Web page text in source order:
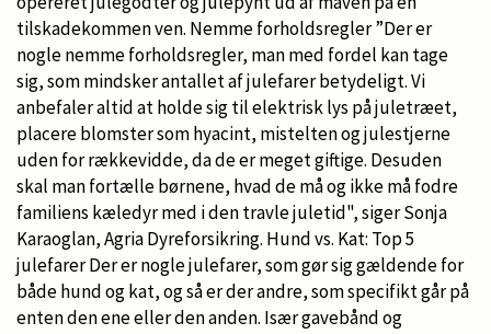
tilskadekommen ven. Nemme forholdsregler ”Der er
nogle nemme forholdsregler, man med fordel kan tage
sig, som mindsker antallet af julefarer betydeligt. Vi
anbefaler altid at holde sig til elektrisk lys på juletræet,
placere blomster som hyacint, mistelten og julestjerne
uden for rækkevidde, da de er meget giftige. Desuden
skal man fortælle børnene, hvad de må og ikke må fodre
familiens kæledyr med i den travle juletid", siger Sonja
Karaoglan, Agria Dyreforsikring. Hund vs. Kat: Top 5
julefarer Der er nogle julefarer, som gør sig gældende for
både hund og kat, og så er der andre, som specifikt går på
enten den ene eller den anden. Især gavebånd og